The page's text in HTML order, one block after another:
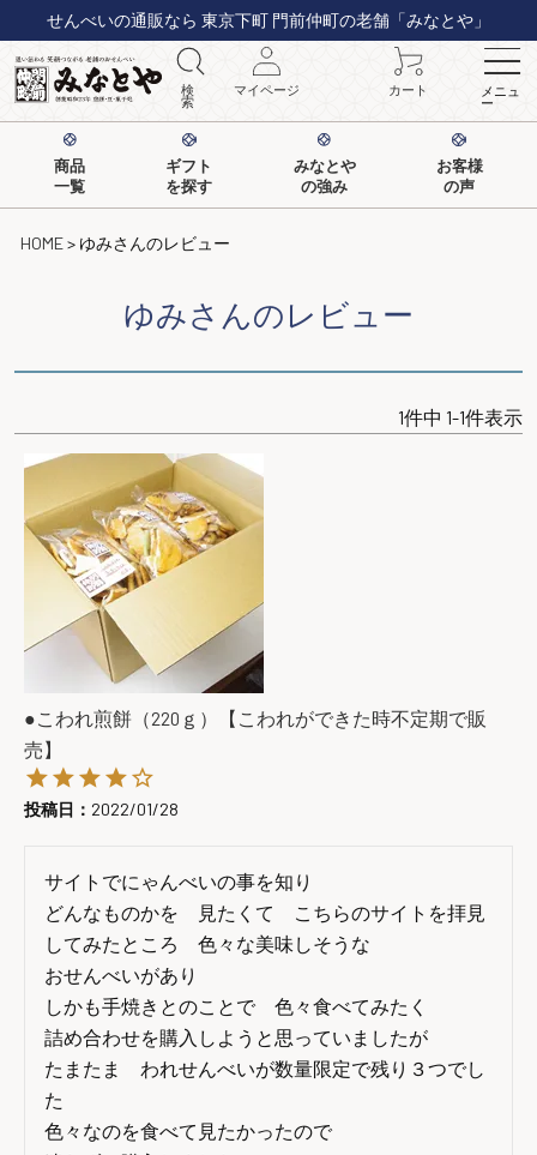
せんべいの通販なら 東京下町 門前仲町の老舗「みなとや」
検
索
マイページ カート メニュ
ー
商品
一覧
ギフト
を探す
みなとや
の強み
お客様
の声
HOME ゆみさんのレビュー
ゆみさんのレビュー
1件中 1-1件表示
●こわれ煎餅（220ｇ）【こわれができた時不定期で販
売】
投稿日 2022/01/28
サイトでにゃんべいの事を知り
どんなものかを　見たくて　こちらのサイトを拝見
してみたところ　色々な美味しそうな
おせんべいがあり
しかも手焼きとのことで　色々食べてみたく
詰め合わせを購入しようと思っていましたが
たまたま　われせんべいが数量限定で残り３つでし
た
色々なのを食べて見たかったので